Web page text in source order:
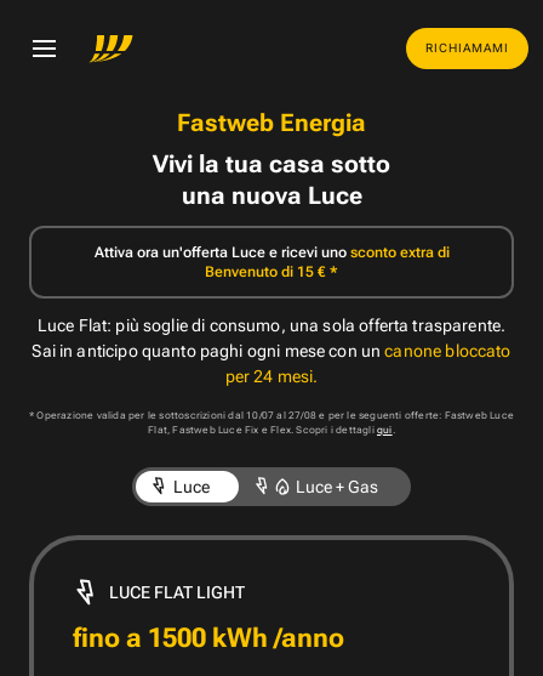
RICHIAMAMI
Fastweb Energia
Vivi la tua casa sotto
una nuova Luce
Attiva ora un'offerta Luce e ricevi uno sconto extra di
Benvenuto di 15 € *
Luce Flat: più soglie di consumo, una sola offerta trasparente.
Sai in anticipo quanto paghi ogni mese con uncanone bloccato
per 24 mesi.
* Operazione valida per le sottoscrizioni dal 10/07 al 27/08 e per le seguenti offerte: Fastweb Luce
Flat, Fastweb Luce Fix e Flex. Scopri i dettagli qui.
Luce Luce + Gas
LUCE FLAT LIGHT
fino a 1500 kWh /anno